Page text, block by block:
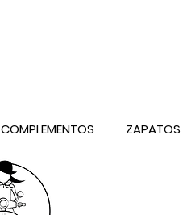
COMPLEMENTOS ZAPATOS